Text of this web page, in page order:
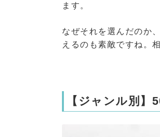
ます。
なぜそれを選んだのか
えるのも素敵ですね。
【ジャンル別